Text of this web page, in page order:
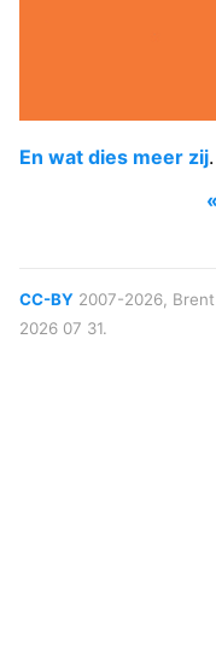
En wat dies meer zij.
«
CC-BY 2007-2026,
2026 07 31.